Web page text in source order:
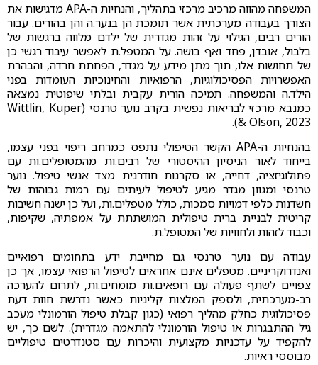
המשפחה מהווה מרכיב מרכזי בתהליך, והנחיות ה-APA מדגישות את
הצורך בעבודה מערכתית אשר תומכת הן בנער.ה והן בהורים. עבור
הורים רבים, הגילוי על זהות מגדרית של ילדם מלווה ברגשות של
בלבול, אובדן, פחד ואף בושה. על המטפל.ת לאפשר עיבוד רגשי כן
של תחושות אלו, תוך מתן מידע על מגדר, הפחתת חרדה, והבהרת
האפשרויות הפסיכולוגיות, הרפואיות והחינוכיות העומדות בפני
הילד.ה והמשפחה. תמיכה הורית עקבית ובלתי שיפוטית נמצאה
כמנבא מרכזי לבריאות נפשית בקרב נוער טרנסי (Wittlin, Kuper
& Olson, 2023).
בהנחיות ה-APA הקשר הטיפולי נתפס כמרחב ריפוי בפני עצמו,
בייחוד לאור הניסיון ההיסטורי של רבים.ות מהמטופלים.ות עם
פתולוגיזציה, דחייה, או סקרנות חודרנית מצד אנשי טיפול. נוער
טרנסי ומגוון מגדר מגיע לטיפול לעיתים עם רמות גבוהות של
חשדנות כלפי דמויות סמכות, כולל מטפלים.ות, ועל כן ישנה חשיבות
קריטית לבניית ברית טיפולית המושתתת על אמפתיה, שקיפות,
וכבוד לזהות ולחוויות של המטופל.ת.
עבודה עם נוער טרנסי גם מחייבת ידע בתחומים רפואיים
ואנדרוקריניים. מטפלים אינם אחראים לטיפול הרפואי עצמו, אך כן
צפויים לשתף פעולה עם רופאים.ות מומחים.ות, לתרום להערכה
רב-מערכתית, ולספק המלצות קליניות כאשר נדרשת חוות דעת
פסיכולוגית כחלק מהליך רפואי (כגון קבלת טיפול הורמונלי מעכב
גיל ההתבגרות או טיפול הורמונלי להתאמה מגדרית). לשם כך, יש
להקפיד על עדכניות מקצועית והיכרות עם סטנדרטים טיפוליים
מבוססי ראיות.